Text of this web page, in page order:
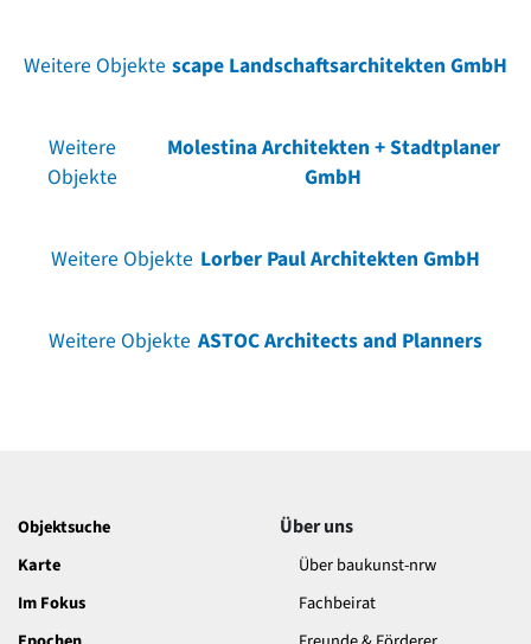
Weitere Objekte scape Landschaftsarchitekten GmbH
Weitere
Objekte
Molestina Architekten + Stadtplaner
GmbH
Weitere Objekte Lorber Paul Architekten GmbH
Weitere Objekte ASTOC Architects and Planners
Objektsuche
Karte
Im Fokus
Über uns
Über baukunst-nrw
Fachbeirat